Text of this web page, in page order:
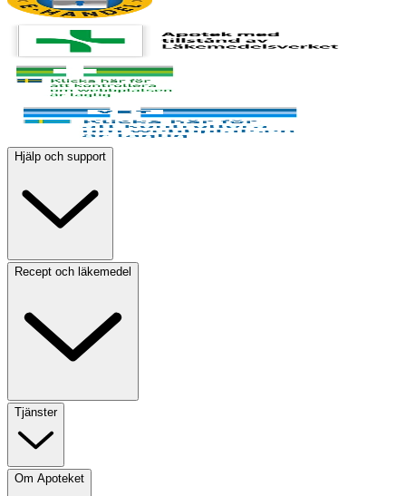
Hjälp och support
Recept och läkemedel
Tjänster
Om Apoteket